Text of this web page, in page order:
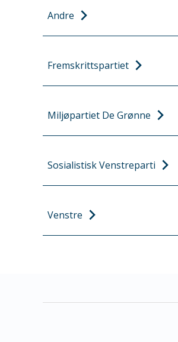
Andre
Fremskrittspartiet
Miljøpartiet De Grønne
Sosialistisk Venstreparti
Venstre